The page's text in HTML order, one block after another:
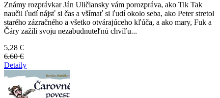
Známy rozprávkar Ján Uličiansky vám porozpráva, ako Tik Tak
naučil ľudí nájsť si čas a všímať si ľudí okolo seba, ako Peter stretol
starého zázračného a všetko otvárajúceho kľúča, a ako mary, Fuk a
Čáry zažili svoju nezabudnuteľnú chvíľu...
5,28 €
6.60 €
Detaily